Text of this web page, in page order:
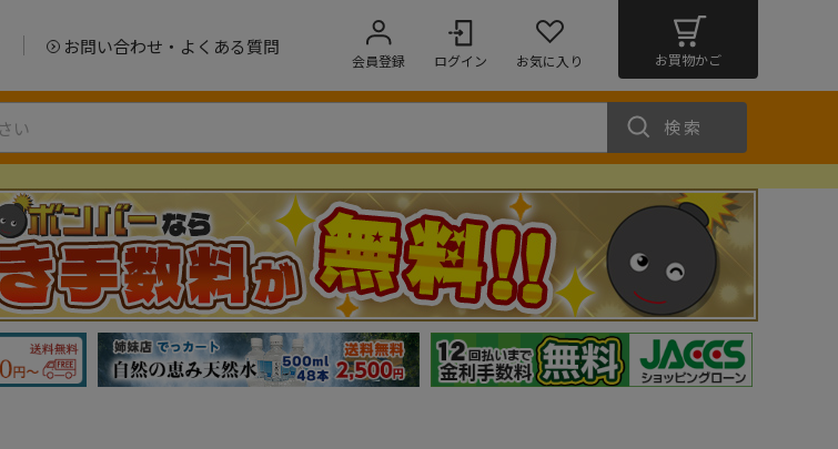
お問い合わせ・よくある質問
会員登録 ログイン お気に入り お買物かご
検索